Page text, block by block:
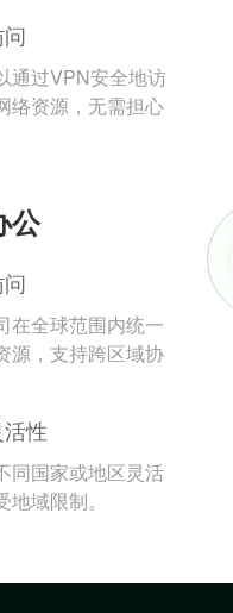
通过VPN安全地访
络资源，无需担心
公
在全球范围内统一
源，支持跨区域协
性
同国家或地区灵活
域限制。